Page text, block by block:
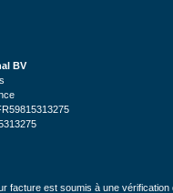
BV
facture est soumis à une vérification